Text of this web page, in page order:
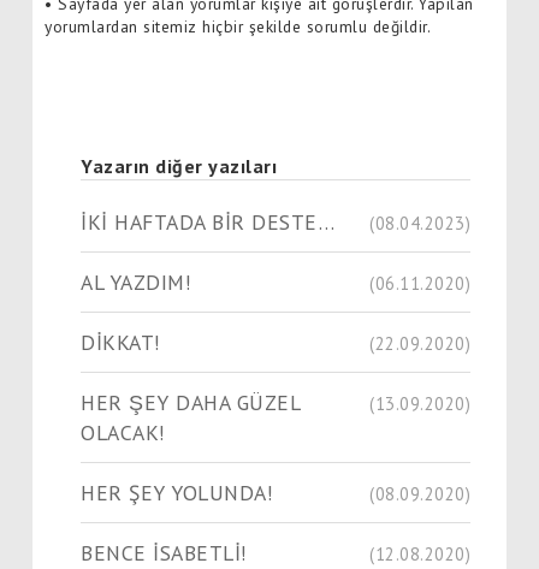
yorumlardan sitemiz hiçbir şekilde sorumlu değildir.
Yazarın diğer yazıları
İKİ HAFTADA BİR DESTE… (08.04.2023)
AL YAZDIM! (06.11.2020)
DİKKAT! (22.09.2020)
HER ŞEY DAHA GÜZEL
OLACAK!
(13.09.2020)
HER ŞEY YOLUNDA! (08.09.2020)
BENCE İSABETLİ! (12.08.2020)